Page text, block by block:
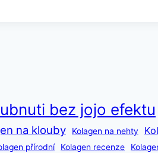
bez jojo efektu
na klouby Kolagen na nehty
přírodní Kolagen recenze